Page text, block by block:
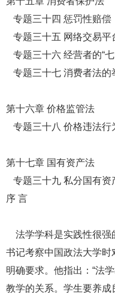
专题三十四 惩罚性赔偿
专题三十五 网络交易平
专题三十六 经营者的“
专题三十七 消费者法的
第十六章 价格监管法
专题三十八 价格违法行
第十七章 国有资产法
专题三十九 私分国有资
序 言
法学学科是实践性很强
书记考察中国政法大学时
明确要求。他指出：“法
教学的关系。学生要养